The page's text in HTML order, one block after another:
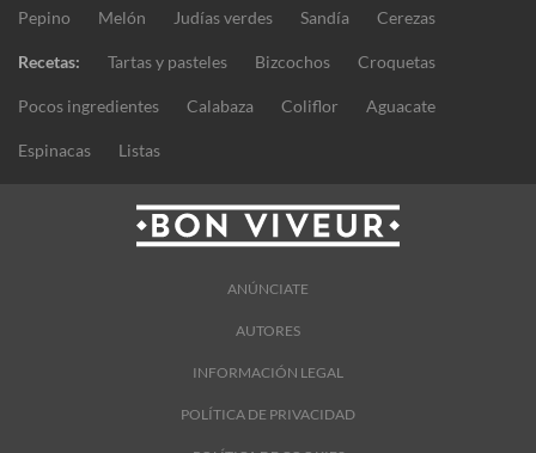
Pepino Melón Judías verdes Sandía Cerezas
Recetas: Tartas y pasteles Bizcochos Croquetas
Pocos ingredientes Calabaza Coliflor Aguacate
Espinacas Listas
ANÚNCIATE
AUTORES
INFORMACIÓN LEGAL
POLÍTICA DE PRIVACIDAD